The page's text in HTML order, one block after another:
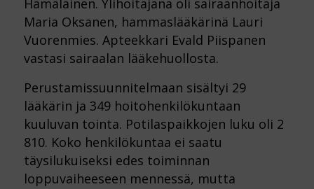
Hämäläinen. Ylihoitajana oli sairaanhoitaja
Maria Oksanen, hammaslääkärinä Lauri
Vuorenmies. Apteekkari Evald Piispanen
vastasi sairaalan lääkehuollosta.
Perustamissuunnitelmaan sisältyi 29
lääkärin ja 349 hoitohenkilökuntaan
kuuluvan tointa. Potilaspaikkojen luku oli 2
810. Koko henkilökuntaa ei saatu
täysilukuiseksi edes toiminnan
loppuvaiheeseen mennessä, mutta